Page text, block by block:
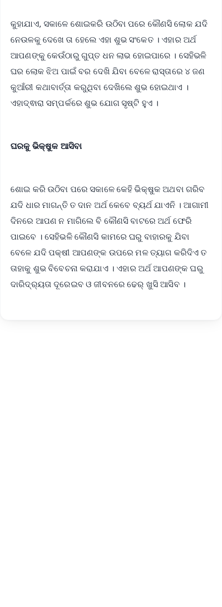
କୁହାଯାଏ, ସକାଳେ ଶୋଇକରି ଉଠିବା ପରେ କୌଣସି ଲୋକ ଯଦି
ନେଉଳକୁ ଦେଖେ ତା ହେଲେ ଏହା ଶୁଭ ସଂକେତ । ଏହାର ଅର୍ଥ
ଆପଣଙ୍କୁ କେଉଁଠାରୁ ଗୁପ୍ତ ଧନ ଲାଭ ହୋଇପାରେ । ସେହିଭଳି
ଘର ଲୋକ ଝିଅ ପାଇଁ ବର ଦେଖି ଯିବା ବେଳେ ରାସ୍ତାରେ ୪ ଜଣ
କୁଆଁରୀ କଥାବାର୍ତ୍ତା କରୁଥିବା ଦେଖିଲେ ଶୁଭ ହୋଇଥାଏ ।
ଏହାଦ୍ଵାରା ସମ୍ପର୍କରେ ଶୁଭ ଯୋଗ ସୃଷ୍ଟି ହୁଏ ।
ଘରକୁ ଭିକ୍ଷୁକ ଆସିବା
ଶୋଇ କରି ଉଠିବା ପରେ ସକାଳେ କେହି ଭିକ୍ଷୁକ ଅଥବା ଗରିବ
ଯଦି ଧାର ମାଗନ୍ତି ତ ଦାନ ଅର୍ଥ କେବେ ବ୍ୟର୍ଥ ଯାଏନି । ଆଗାମୀ
ଦିନରେ ଆପଣ ନ ମାଗିଲେ ବି କୌଣସି ବାଟରେ ଅର୍ଥ ଫେରି
ପାଇବେ । ସେହିଭଳି କୌଣସି କାମରେ ଘରୁ ବାହାରକୁ ଯିବା
ବେଳେ ଯଦି ପକ୍ଷୀ ଆପଣଙ୍କ ଉପରେ ମଳ ତ୍ୟାଗ କରିଦିଏ ତ
ତାହାକୁ ଶୁଭ ବିବେଚନା କରାଯାଏ । ଏହାର ଅର୍ଥ ଆପଣଙ୍କ ଘରୁ
ଦାରିଦ୍ର୍ୟତା ଦୂରେଇବ ଓ ଜୀବନରେ ଢେର୍ ଖୁସି ଆସିବ ।